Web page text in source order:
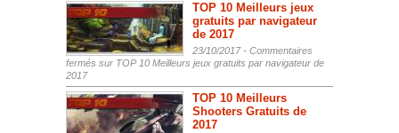
TOP 10 Meilleurs jeux
gratuits par navigateur
de 2017
23/10/2017 - Commentaires
fermés sur TOP 10 Meilleurs jeux gratuits par navigateur de
2017
TOP 10 Meilleurs
Shooters Gratuits de
2017